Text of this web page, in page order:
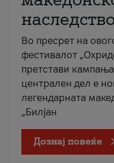
Во пресрет на
фестивалот
претстави
централен дел е
легендарната
„Билјан
Дознај повеќе